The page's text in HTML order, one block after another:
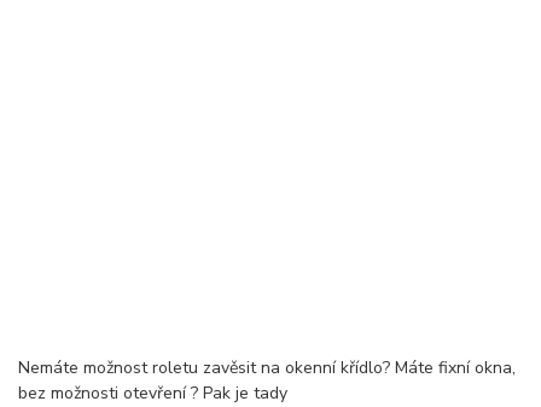
Nemáte možnost roletu zavěsit na okenní křídlo? Máte fixní okna,
bez možnosti otevření ? Pak je tady